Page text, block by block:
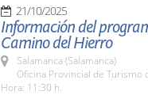
21/10/2025
Información del
Camino del Hierro
Salamanca (Salamanca)
Oficina Provincial de Turismo
Hora: 11:30 h.